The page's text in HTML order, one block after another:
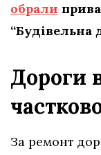
обрали
“Будівельна
Дороги
За ремонт